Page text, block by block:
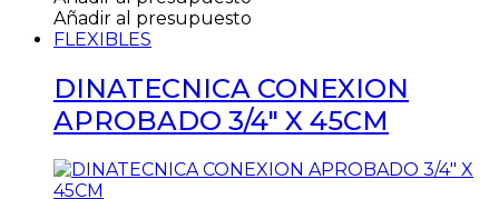
Añadir al presupuesto
FLEXIBLES
DINATECNICA CONEXION
APROBADO 3/4″ X 45CM